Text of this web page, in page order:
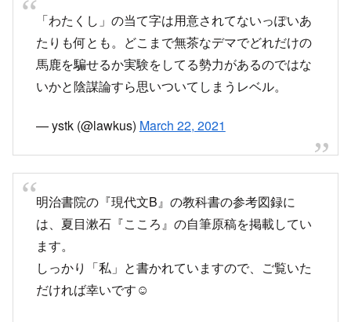
戦前「わたし」は「和多志」だったがGHQの強制により
「私」になったというデマを信じている人が続出
2021年1月にも同様の騒動
「和多志」を信じてる人に総ツッコミ
戦前「わたし」は「和多志」だったが
GHQの強制により「私」になったという
デマを信じている人が続出